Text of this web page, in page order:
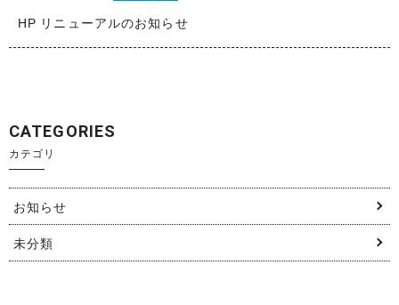
HP リニューアルのお知らせ
CATEGORIES
カテゴリ
お知らせ
未分類